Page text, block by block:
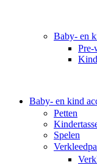
Baby- en
Pre-
Baby- en kind
Petten
Spelen